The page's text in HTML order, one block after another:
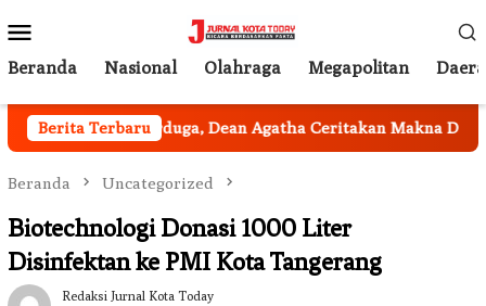
ke
kontenMobile
Beranda Nasional Olahraga Megapolitan
Berita Terbaru
Tak Terduga, Dean Agatha Ceritakan Makna Dalam
Beranda Uncategorized
Biotechnologi Donasi 1000 Liter
Disinfektan ke PMI Kota Tangerang
Redaksi Jurnal Kota Today